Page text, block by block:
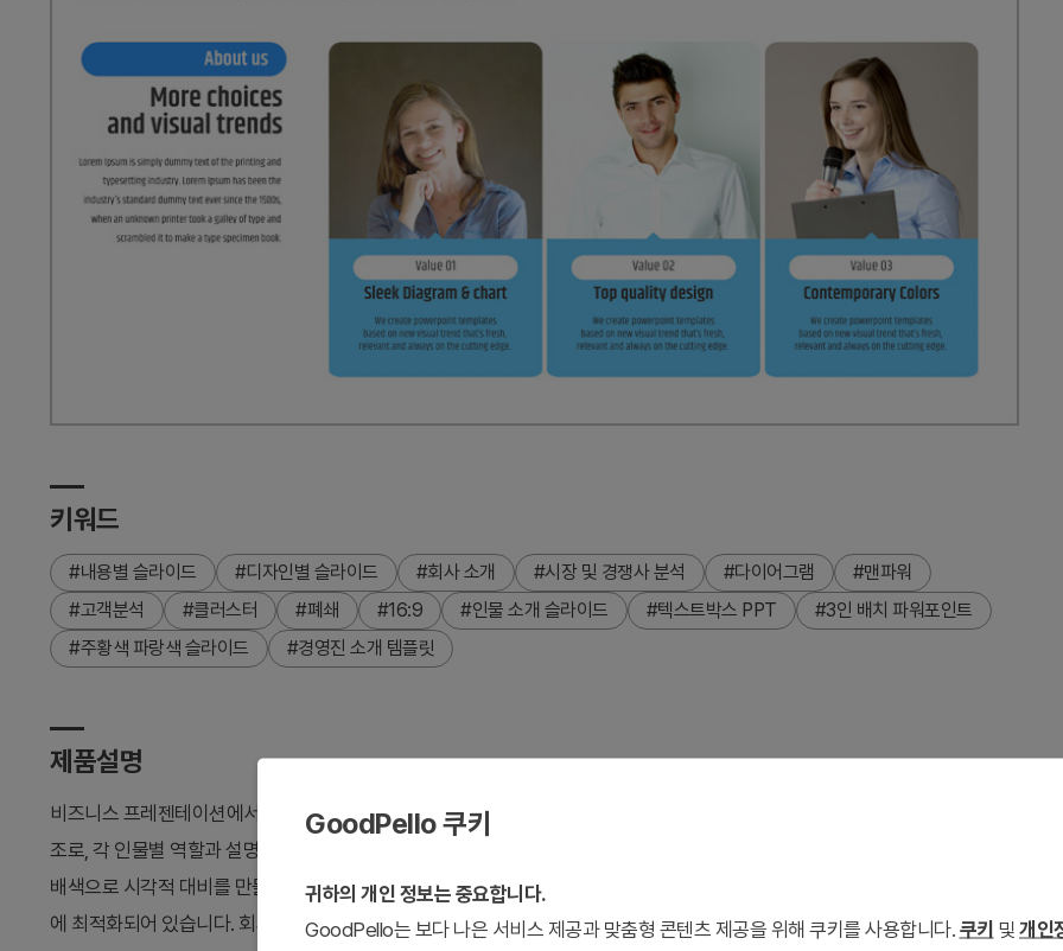
키워드
#내용별 슬라이드 #디자인별 슬라이드 #회사 소개 #시장 및 경쟁사 분석 #다이어그램
#맨파워
#고객분석
#클러스터 #폐쇄 #16:9 #인물 소개 슬라이드 #텍스트박스 PPT
#3인 배치 파워포인트
#주황색 파랑색 슬라이드
#경영진 소개 템플릿
제품설명
비즈니스 프레젠테이션에서 주요 인물을 효과적으로 소개하는 파워포인트 슬라이드입니다. 3명의 인물 사진을 배치할 수 있는 구
조로, 각 인물별 역할과 설명을 텍스트박스에 입력하여 조직 구성원이나 경영진을 소개할 때 활용됩니다. 주황색과 파랑색의 투톤
배색으로 시각적 대비를 만들어 발표자료의 신뢰성을 높입니다. 2장 구성으로 다양한 배경색 옵션을 제공하며, 16:9 와이드 비율
에 최적화되어 있습니다. 회사소개서, 팀 소개, 고객 분석 섹션에서 즉시 활용 가능한 PPT 템플릿입니다.
GoodPello 쿠키
귀하의 개인 정보는 중요합니다.
GoodPello는 보다 나은 서비스 제공과 맞춤형 콘텐츠 제공을 위해 쿠키를 사용합니다. 쿠키 및 개인